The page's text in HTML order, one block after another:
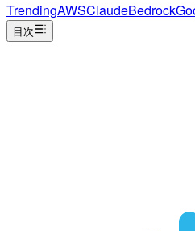
TrendingAWSClaudeBedrock
目次